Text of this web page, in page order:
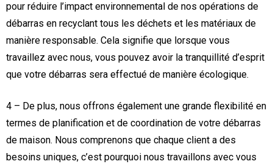
pour réduire l’impact environnemental de nos opérations de
débarras en recyclant tous les déchets et les matériaux de
manière responsable. Cela signifie que lorsque vous
travaillez avec nous, vous pouvez avoir la tranquillité d’esprit
que votre débarras sera effectué de manière écologique.
4 – De plus, nous offrons également une grande flexibilité en
termes de planification et de coordination de votre débarras
de maison. Nous comprenons que chaque client a des
besoins uniques, c’est pourquoi nous travaillons avec vous